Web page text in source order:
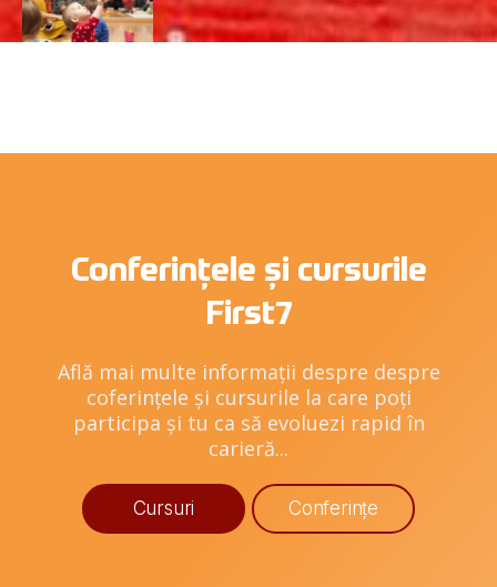
Conferințele și cursurile
First7
Află mai multe informații despre despre
coferințele și cursurile la care poți
participa și tu ca să evoluezi rapid în
carieră...
Cursuri Conferințe